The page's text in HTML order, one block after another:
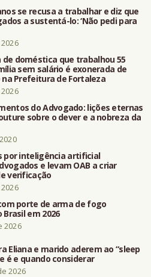
se recusa a trabalhar e diz que
a sustentá-lo: ‘Não pedi para
de doméstica que trabalhou 55
sem salário é exonerada de
Prefeitura de Fortaleza
do Advogado: lições eternas
sobre o dever e a nobreza da
por inteligência artificial
e levam OAB a criar
verificação
porte de arma de fogo
em 2026
2026
Eliana e marido aderem ao “sleep
é e quando considerar
2026